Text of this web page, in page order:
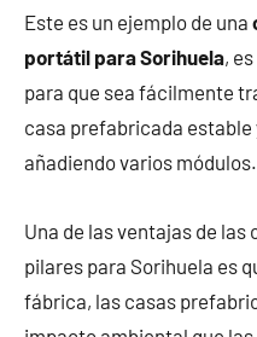
Este es un ejemplo de una
portátil para Sorihuela,
para que sea fácilmente
casa prefabricada estable
añadiendo varios módulos.
Una de las ventajas de
pilares para Sorihuela es
fábrica, las casas